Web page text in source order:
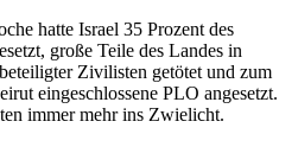
hatte Israel 35 Prozent des
große Teile des Landes in
Zivilisten getötet und zum
eingeschlossene PLO angesetzt.
immer mehr ins Zwielicht.